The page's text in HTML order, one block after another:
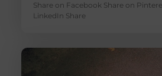
Share on Facebook Share on
LinkedIn Share